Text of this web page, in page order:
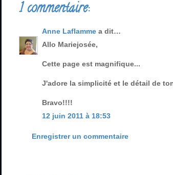
1 commentaire:
Anne Laflamme a dit…
Allo Mariejosée,
Cette page est magnifique...
J'adore la simplicité et le détail de
Bravo!!!!
12 juin 2011 à 18:53
Enregistrer un commentaire